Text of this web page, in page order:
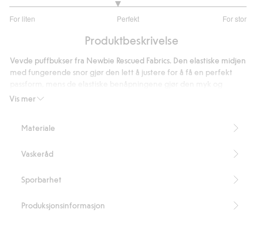
For liten Perfekt For stor
av
11
stemmer
Produktbeskrivelse
Vis mer
Vevde puffbukser fra Newbie Rescued Fabrics. Den elastiske midjen
med fungerende snor gjør den lett å justere for å få en perfekt
behagelig.
Inneholder 100 % økologisk bomull.
Organic cotton – GOTS
Materiale
Vaskeråd
Sporbarhet
Produksjonsinformasjon